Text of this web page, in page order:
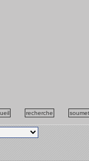
recherche